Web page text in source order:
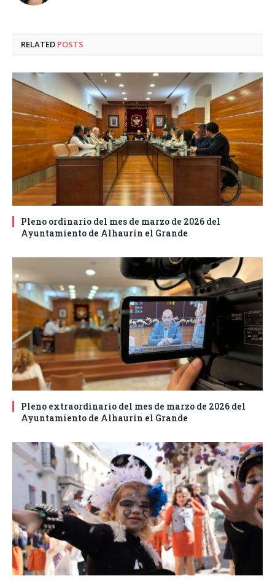
RELATED POSTS
Pleno ordinario del mes de marzo de 2026 del
Ayuntamiento de Alhaurín el Grande
Pleno extraordinario del mes de marzo de 2026 del
Ayuntamiento de Alhaurín el Grande